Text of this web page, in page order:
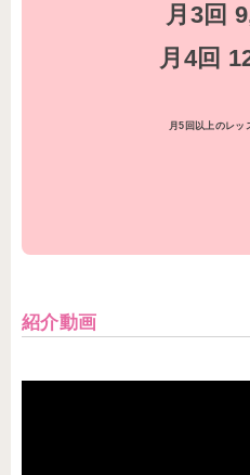
月3回
月4回
月5回以上のレッ
紹介動画